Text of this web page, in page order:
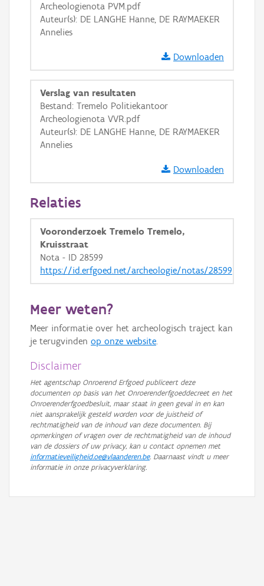
OSM-Basiskaart
Ortho
Archeologienota PVM.pdf
Auteur(s): DE LANGHE Hanne, DE RAYMAEKER
Annelies
Downloaden
Verslag van resultaten
Bestand: Tremelo Politiekantoor
Archeologienota VVR.pdf
Auteur(s): DE LANGHE Hanne, DE RAYMAEKER
Annelies
Downloaden
Relaties
Vooronderzoek Tremelo Tremelo,
Kruisstraat
Nota - ID 28599
https://id.erfgoed.net/archeologie/notas/28599
Meer weten?
Meer informatie over het archeologisch traject kan
je terugvinden op onze website.
Disclaimer
Het agentschap Onroerend Erfgoed publiceert deze
documenten op basis van het Onroerenderfgoeddecreet en het
Onroerenderfgoedbesluit, maar staat in geen geval in en kan
niet aansprakelijk gesteld worden voor de juistheid of
rechtmatigheid van de inhoud van deze documenten. Bij
opmerkingen of vragen over de rechtmatigheid van de inhoud
van de dossiers of uw privacy, kan u contact opnemen met
informatieveiligheid.oe@vlaanderen.be. Daarnaast vindt u meer
informatie in onze privacyverklaring.